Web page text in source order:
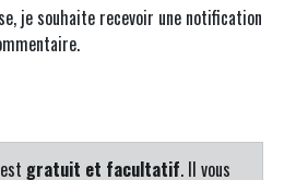
je souhaite recevoir une notification
gratuit et facultatif. Il vous